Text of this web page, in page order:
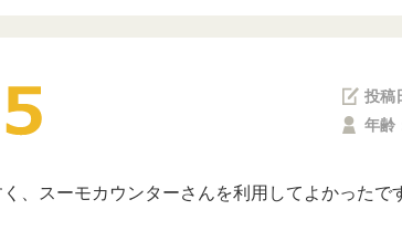
投稿
年齢
、スーモカウンターさんを利用してよかったで